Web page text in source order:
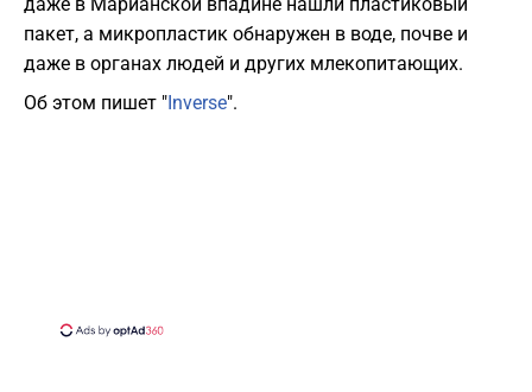
пакет, а микропластик обнаружен в воде, почве и
даже в органах людей и других млекопитающих.
Об этом пишет " Inverse".